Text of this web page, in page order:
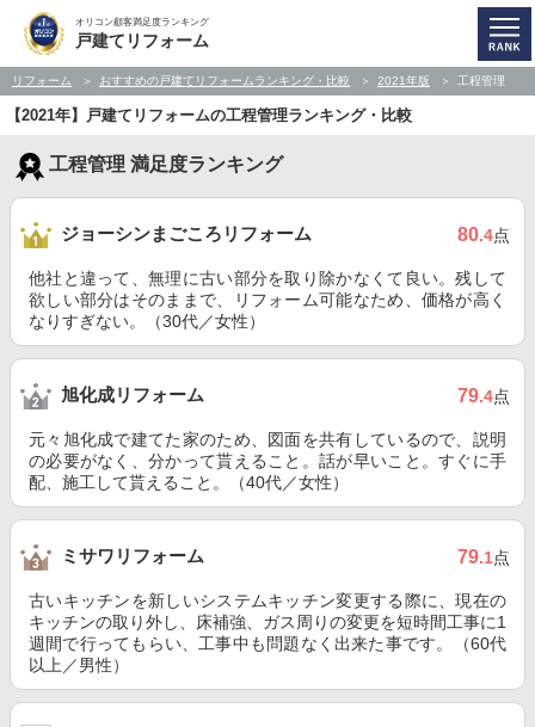
オリコン顧客満足度ランキング
戸建てリフォーム
リフォーム おすすめの戸建てリフォームランキング・比較 2021年版 工程管理
【2021年】戸建てリフォームの工程管理ランキング・比較
工程管理 満足度ランキング
ジョーシンまごころリフォーム 80.4点
他社と違って、無理に古い部分を取り除かなくて良い。残して
欲しい部分はそのままで、リフォーム可能なため、価格が高く
なりすぎない。（30代／女性）
旭化成リフォーム 79.4点
元々旭化成で建てた家のため、図面を共有しているので、説明
の必要がなく、分かって貰えること。話が早いこと。すぐに手
配、施工して貰えること。（40代／女性）
ミサワリフォーム 79.1点
古いキッチンを新しいシステムキッチン変更する際に、現在の
キッチンの取り外し、床補強、ガス周りの変更を短時間工事に1
週間で行ってもらい、工事中も問題なく出来た事です。（60代
以上／男性）